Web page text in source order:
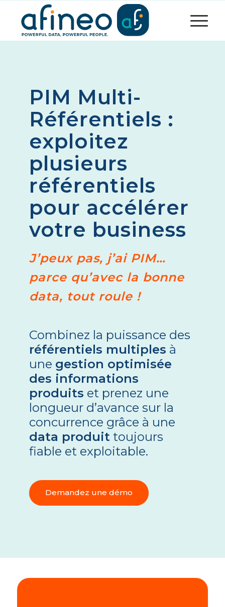
PIM Multi-
Référentiels :
exploitez
plusieurs
référentiels
pour accélérer
votre business
J’peux pas, j’ai PIM…
parce qu’avec la bonne
data, tout roule !
Combinez la puissance des
référentiels multiples à
une gestion optimisée
des informations
produits et prenez une
longueur d’avance sur la
concurrence grâce à une
data produit toujours
fiable et exploitable.
Demandez une démo